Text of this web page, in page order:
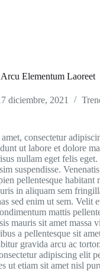
Elementum Laoreet
diciembre, 2021
consectetur
ut labore et dolore
nullam eget felis
suspendisse.
pellentesque habitant
in aliquam sem
sed enim ut sem. Velit
mattis
mauris sit amet massa
a pellentesque sit
gravida arcu ac
adipiscing elit
ut etiam sit amet nisl